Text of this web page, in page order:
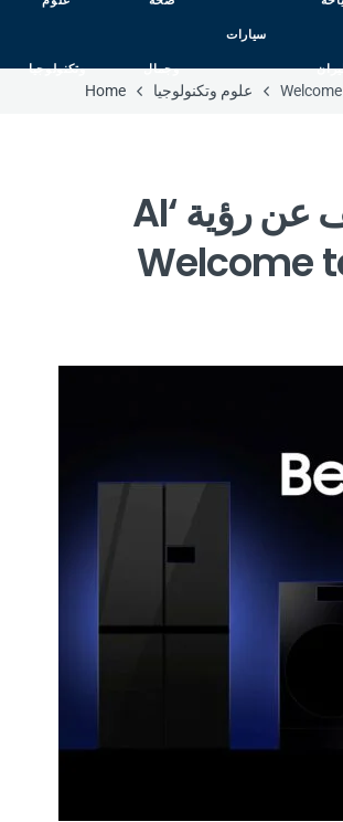
سيارات
وجمال وتكنولوجيا
علوم وتكنولوجيا Home
شركة سامسونج للإلكترونيات تكشف عن رؤية ‘AI